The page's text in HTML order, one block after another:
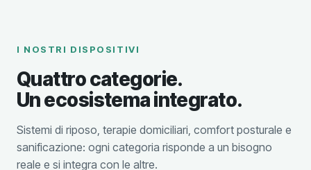
I NOSTRI DISPOSITIVI
Quattro categorie.
Un ecosistema integrato.
Sistemi di riposo, terapie domiciliari, comfort posturale e
sanificazione: ogni categoria risponde a un bisogno
reale e si integra con le altre.